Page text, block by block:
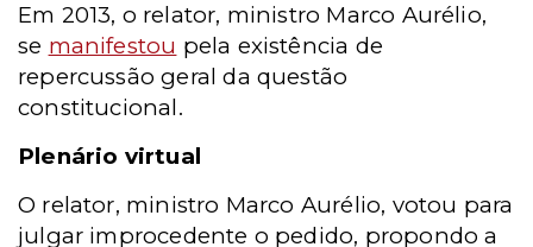
Em 2013, o relator, ministro Marco Aurélio,
se manifestou pela existência de
repercussão geral da questão
constitucional.
Plenário virtual
O relator, ministro Marco Aurélio, votou para
julgar improcedente o pedido, propondo a